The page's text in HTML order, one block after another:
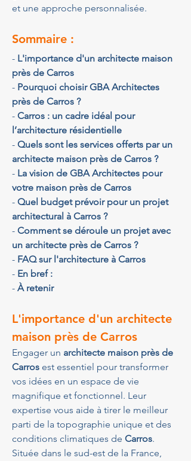
et une approche personnalisée.
Sommaire :
- L'importance d'un architecte maison
près de Carros
- Pourquoi choisir GBA Architectes
près de Carros ?
- Carros : un cadre idéal pour
l’architecture résidentielle
- Quels sont les services offerts par un
architecte maison près de Carros ?
- La vision de GBA Architectes pour
votre maison près de Carros
- Quel budget prévoir pour un projet
architectural à Carros ?
- Comment se déroule un projet avec
un architecte près de Carros ?
- FAQ sur l'architecture à Carros
- En bref :
- À retenir
L'importance d'un architecte
maison près de Carros
Engager un architecte maison près de
Carros est essentiel pour transformer
vos idées en un espace de vie
magnifique et fonctionnel. Leur
expertise vous aide à tirer le meilleur
parti de la topographie unique et des
conditions climatiques de Carros.
Située dans le sud-est de la France,